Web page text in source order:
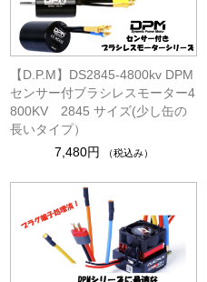
【D.P.M】DS2845-4800kv DPM
センサー付ブラシレスモーター4
800KV 2845 サイズ(少し缶の
長いタイプ）
7,480円
（税込み）